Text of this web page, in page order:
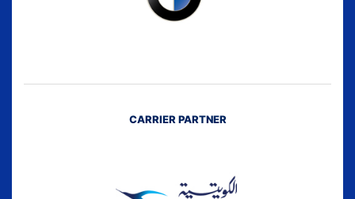
CARRIER PARTNER